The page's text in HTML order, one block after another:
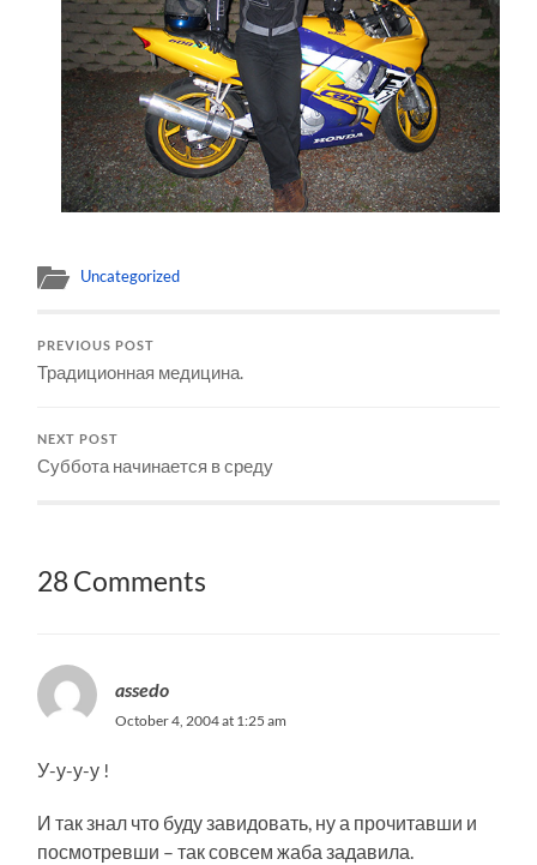
Uncategorized
PREVIOUS POST
Традиционная медицина.
NEXT POST
Суббота начинается в среду
28 Comments
assedo
October 4, 2004 at 1:25 am
У-у-у-у !
И так знал что буду завидовать, ну а прочитавши и
посмотревши – так совсем жаба задавила.